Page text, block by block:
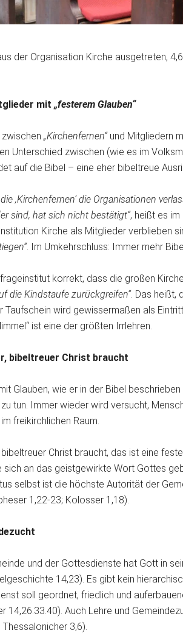
der Organisation Kirche ausgetreten,
mit „festerem Glauben“
zwischen „Kirchenfernen“und Mitgliedern
Unterschied zwischen (wie es im
auf die Bibel – eine eher bibeltreue
‚Kirchenfernen‘ die Organisationen
sind, hat sich nicht bestätigt“, heißt es im
Kirche als Mitglieder verblieben
. Im Umkehrschluss: Immer mehr
korrekt, dass die großen
die Kindstaufe zurückgreifen“. Das heißt,
Taufschein wird gewissermaßen als
ist eine der größten Irrlehren.
bibeltreuer Christ braucht
Glauben, wie er in der Bibel
tun. Immer wieder wird versucht,
freikirchlichen Raum.
Christ braucht, das ist eine
sich an das geistgewirkte Wort Gottes
selbst ist die höchste Autorität der
1,22-23; Kolosser 1,18).
und der Gottesdienste hat Gott in
14,23). Es gibt kein
soll geordnet, friedlich und
14,26.33.40). Auch Lehre und
3,6).